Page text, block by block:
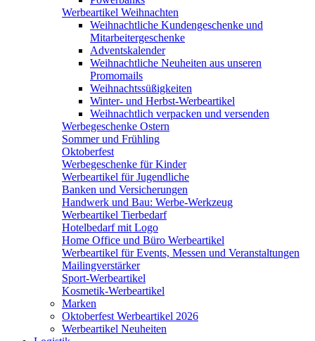
Werbeartikel Weihnachten
Weihnachtliche Kundengeschenke und
Mitarbeitergeschenke
Adventskalender
Weihnachtliche Neuheiten aus unseren
Promomails
Weihnachtssüßigkeiten
Winter- und Herbst-Werbeartikel
Weihnachtlich verpacken und versenden
Werbegeschenke Ostern
Sommer und Frühling
Oktoberfest
Werbegeschenke für Kinder
Werbeartikel für Jugendliche
Banken und Versicherungen
Handwerk und Bau: Werbe-Werkzeug
Werbeartikel Tierbedarf
Hotelbedarf mit Logo
Home Office und Büro Werbeartikel
Werbeartikel für Events, Messen und Veranstaltungen
Mailingverstärker
Sport-Werbeartikel
Kosmetik-Werbeartikel
Marken
Oktoberfest Werbeartikel 2026
Werbeartikel Neuheiten